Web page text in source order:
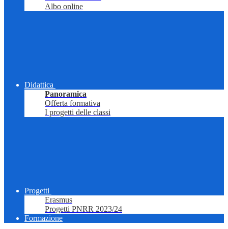
Albo online
Didattica
Panoramica
Offerta formativa
I progetti delle classi
Progetti
Erasmus
Progetti PNRR 2023/24
Formazione